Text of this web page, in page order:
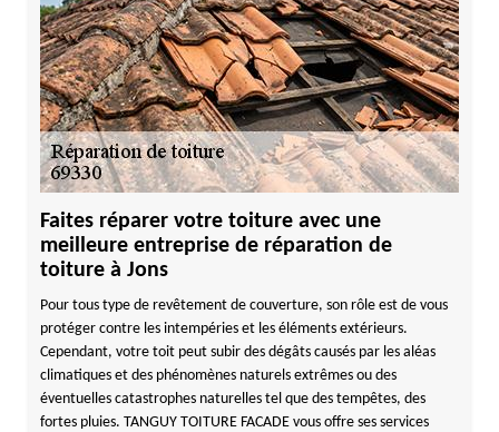
Faites réparer votre toiture avec une
meilleure entreprise de réparation de
toiture à Jons
Pour tous type de revêtement de couverture, son rôle est de vous
protéger contre les intempéries et les éléments extérieurs.
Cependant, votre toit peut subir des dégâts causés par les aléas
climatiques et des phénomènes naturels extrêmes ou des
éventuelles catastrophes naturelles tel que des tempêtes, des
fortes pluies. TANGUY TOITURE FACADE vous offre ses services